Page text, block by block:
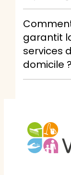
Comment
garantit
services
domicile ?